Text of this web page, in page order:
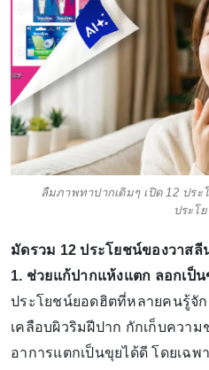
ลืมภาพทาปากเดิมๆ เปิด 12 ปร
ประโ
มัดรวม 12 ประโยชน์ของวาสลี
1. ช่วยแก้ปากแห้งแตก ลอกเป็น
ประโยชน์ยอดฮิตที่หลายคนรู้จั
เคลือบผิวริมฝีปาก กักเก็บควา
อาการแตกเป็นขุยได้ดี โดยเฉ